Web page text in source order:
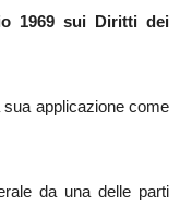
1969 sui Diritti dei
applicazione come
da una delle parti